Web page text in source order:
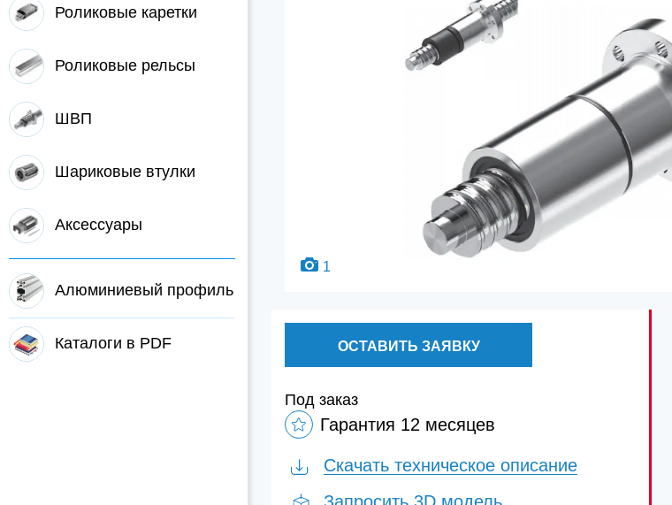
Роликовые каретки
Роликовые рельсы
ШВП
Шариковые втулки
Аксессуары
Алюминиевый профиль
Каталоги в PDF
1
ОСТАВИТЬ ЗАЯВКУ
Под заказ
Гарантия 12 месяцев
Скачать техническое описание